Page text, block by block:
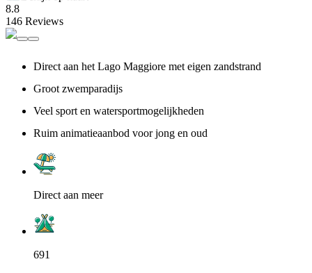
8.8
146 Reviews
Direct aan het Lago Maggiore met eigen zandstrand
Groot zwemparadijs
Veel sport en watersportmogelijkheden
Ruim animatieaanbod voor jong en oud
Direct aan meer
691